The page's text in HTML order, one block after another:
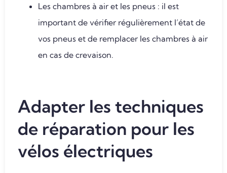
Les chambres à air et les pneus : il est
important de vérifier régulièrement l’état de
vos pneus et de remplacer les chambres à air
en cas de crevaison.
Adapter les techniques
de réparation pour les
vélos électriques